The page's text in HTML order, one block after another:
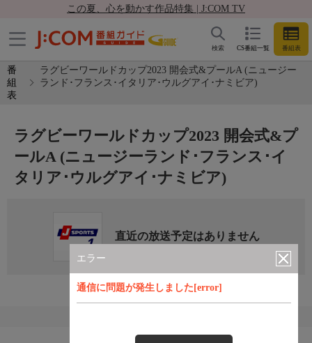
この夏、心を動かす作品特集 | J:COM TV
CS番組一覧 番組表
検索
番
組
表
ラグビーワールドカップ2023 開会式&プールA (ニュージー
ランド･フランス･イタリア･ウルグアイ･ナミビア)
エラー
通信に問題が発生しました[error]
ラグビーワールドカップ2023 開会式&プ
ールA (ニュージーランド･フランス･イ
タリア･ウルグアイ･ナミビア)
直近の放送予定はありません